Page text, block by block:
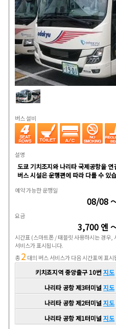
버스 설비
설명
도쿄 기치조지와 나리타 국제공항을
버스 시설은 운행편에 따라 다를 수 있
예약 가능한 운행일
08/08
요금
3,700 엔
시간표 (스마트폰 / 태블릿 사용하시는 경우,
서비스가 표시됩니다.
총2 대의 버스 서비스가 다음 시간표에 표시
키치죠지역 중앙출구 10번 지도
나리타 공항 제3터미널 지도
나리타 공항 제2터미널 지도
나리타 공항 제1터미널 지도